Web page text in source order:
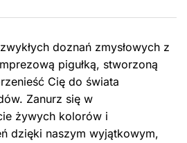
doznań zmysłowych z
pigułką, stworzoną
Cię do świata
Zanurz się w
żywych kolorów i
dzięki naszym wyjątkowym,